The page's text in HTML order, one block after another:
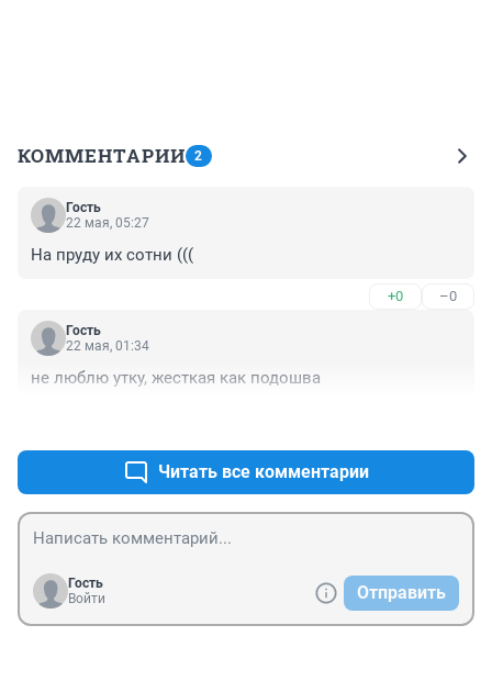
КОММЕНТАРИИ 2
Гость
22 мая, 05:27
На пруду их сотни (((
+0 –0
Гость
22 мая, 01:34
не люблю утку, жесткая как подошва
Читать все комментарии
Гость
Войти
Отправить